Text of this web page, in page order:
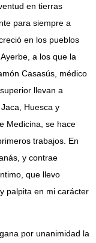
en tierras
para siempre a
en los pueblos
a los que la
Casasús, médico
llevan a
Huesca y
Medicina, se hace
trabajos. En
y contrae
que llevo
palpita en mi carácter
por unanimidad la